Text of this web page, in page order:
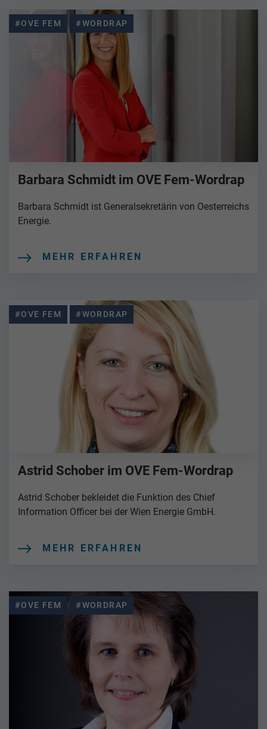
#OVE FEM #WORDRAP
Barbara Schmidt im OVE Fem-Wordrap
Barbara Schmidt ist Generalsekretärin von Oesterreichs
Energie.
MEHR ERFAHREN
#OVE FEM #WORDRAP
Astrid Schober im OVE Fem-Wordrap
Astrid Schober bekleidet die Funktion des Chief
Information Officer bei der Wien Energie GmbH.
MEHR ERFAHREN
#OVE FEM #WORDRAP